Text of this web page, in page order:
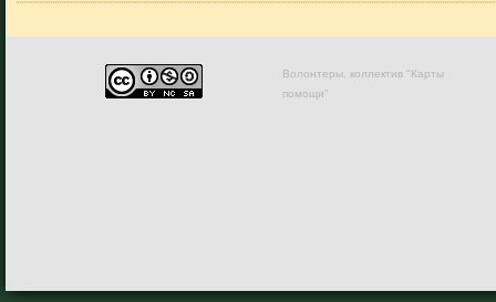
Волонтеры, коллектив "Карты
помощи"